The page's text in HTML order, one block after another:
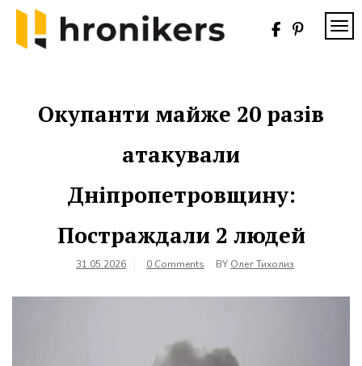
Skip
content
Окупанти майже 20 разів
атакували
Дніпропетровщину:
Постраждали 2 людей
31.05.2026 0 Comments BY Олег Тихолиз